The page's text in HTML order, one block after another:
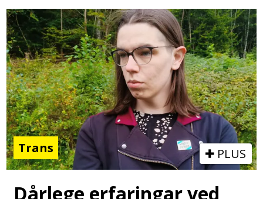
Trans PLUS
Dårlege erfaringar ved